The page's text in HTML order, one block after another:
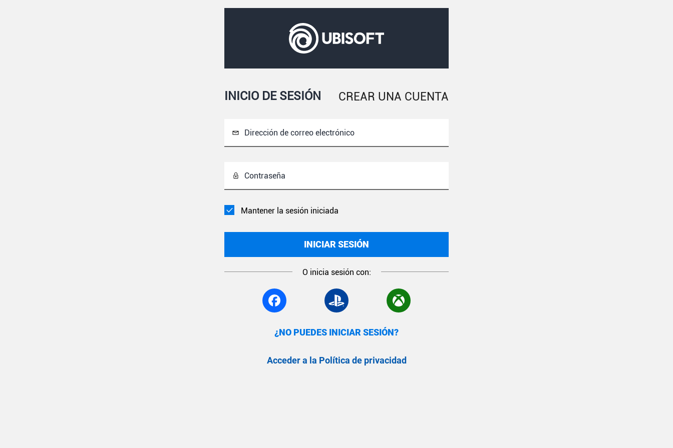
INICIO DE SESIÓN CREAR UNA CUENTA
Dirección de correo electrónico
Contraseña
Mantener la sesión iniciada
INICIAR SESIÓN
O inicia sesión con:
¿NO PUEDES INICIAR SESIÓN?
Acceder a la Política de privacidad